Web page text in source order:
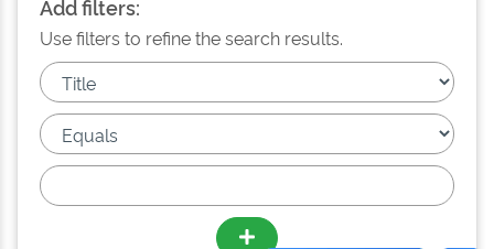
Add filters:
Use filters to refine the search results.